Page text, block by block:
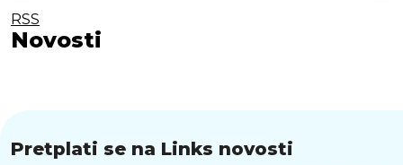
RSS
Novosti
Pretplati se na Links novosti